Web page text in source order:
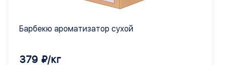
Барбекю ароматизатор сухой
379 ₽/кг